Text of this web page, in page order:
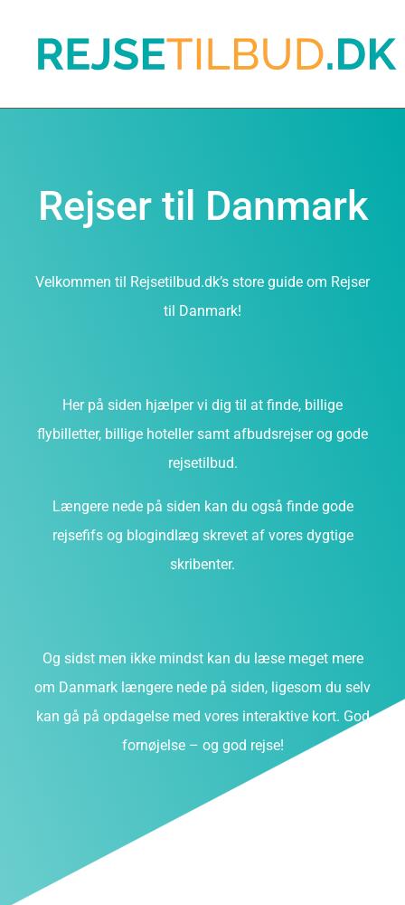
Rejser til Danmark
Velkommen til Rejsetilbud.dk’s store guide om Rejser
til Danmark!
Her på siden hjælper vi dig til at finde, billige
flybilletter, billige hoteller samt afbudsrejser og gode
rejsetilbud.
Længere nede på siden kan du også finde gode
rejsefifs og blogindlæg skrevet af vores dygtige
skribenter.
Og sidst men ikke mindst kan du læse meget mere
om Danmark længere nede på siden, ligesom du selv
kan gå på opdagelse med vores interaktive kort. God
fornøjelse – og god rejse!